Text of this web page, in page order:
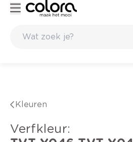
Kleuren
verfkleur: